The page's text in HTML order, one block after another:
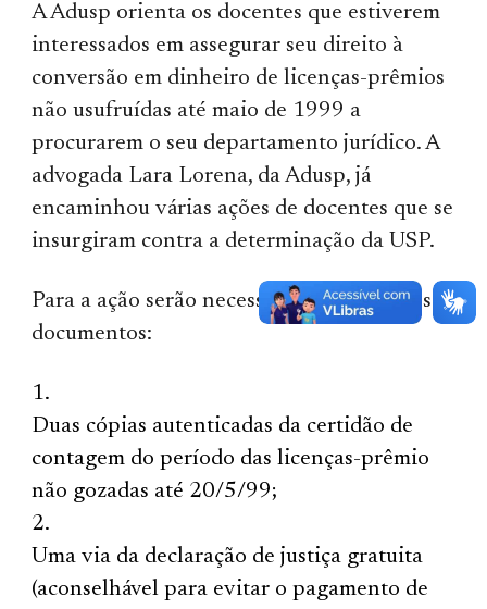
A Adusp orienta os docentes que estiverem
interessados em assegurar seu direito à
conversão em dinheiro de licenças-prêmios
não usufruídas até maio de 1999 a
procurarem o seu departamento jurídico. A
advogada Lara Lorena, da Adusp, já
encaminhou várias ações de docentes que se
insurgiram contra a determinação da USP.
Para a ação serão necessários os seguintes
documentos:
Duas cópias autenticadas da certidão de
contagem do período das licenças-prêmio
não gozadas até 20/5/99;
Uma via da declaração de justiça gratuita
(aconselhável para evitar o pagamento de